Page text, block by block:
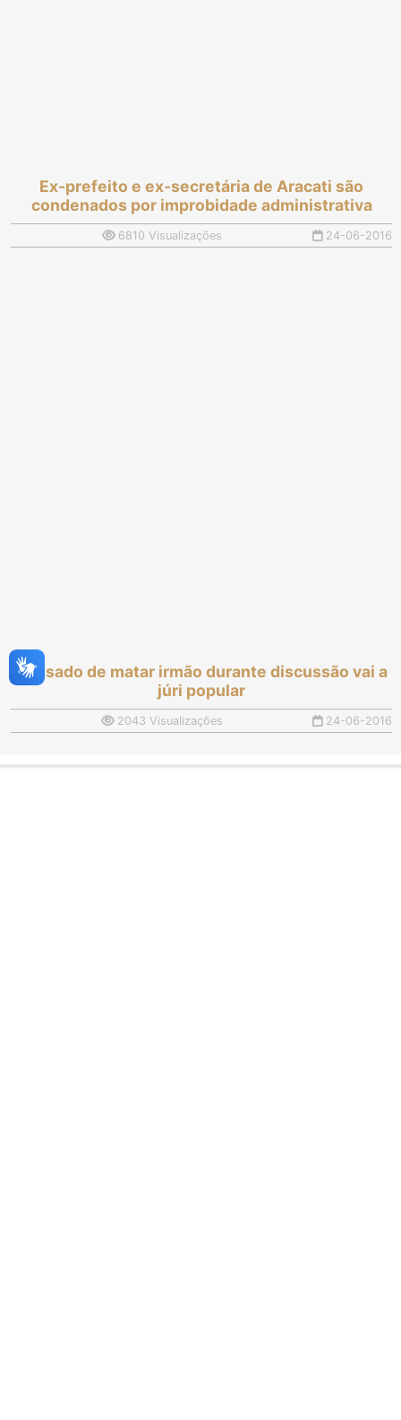
Ex-prefeito e ex-secretária de Aracati são
condenados por improbidade administrativa
6810 Visualizações 24-06-2016
Acusado de matar irmão durante discussão vai a
júri popular
2043 Visualizações 24-06-2016